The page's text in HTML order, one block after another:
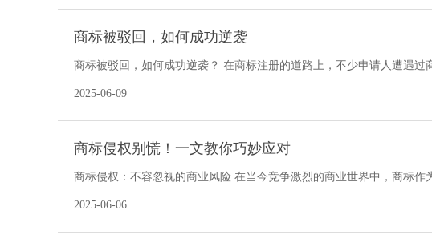
商标被驳回，如何成功逆袭
商标被驳回，如何成功逆袭？ 在商标注册的道路上，不少申请人遭遇
2025-06-09
商标侵权别慌！一文教你巧妙应对
商标侵权：不容忽视的商业风险 在当今竞争激烈的商业世界中，商标
2025-06-06